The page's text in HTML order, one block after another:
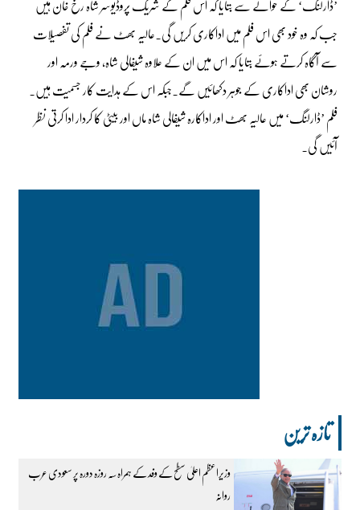
جب کہ وہ خود بھی اس فلم میں اداکاری کریں گی۔عالیہ بھٹ نے فلم کی تفصیلات
سے آگاہ کرتے ہوئے بتایا کہ اس میں ان کے علاوہ شیفالی شاہ، وجے ورمہ اور
روشان بھی اداکاری کے جوہر دکھائیں گے۔جبکہ اس کے ہدایت کار جسمیت ہیں۔
فلم ’ڈارلنگ‘ میں عالیہ بھٹ اور اداکارہ شیفالی شاہ ماں اور بیٹی کا کردار ادا کرتی نظر
آئیں گی۔
تازہ ترین
وزیراعظم اعلیٰ سطح کے وفد کے ہمراہ سہ روزہ دورہ پر سعودی عرب
روانہ